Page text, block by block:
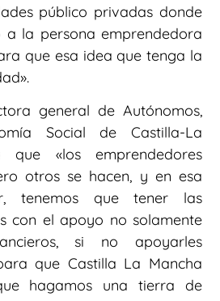
público privadas donde
la persona emprendedora
que esa idea que tenga la
general de Autónomos,
Social de Castilla-La
que «los emprendedores
otros se hacen, y en esa
tenemos que tener las
con el apoyo no solamente
si no apoyarles
que Castilla La Mancha
hagamos una tierra de